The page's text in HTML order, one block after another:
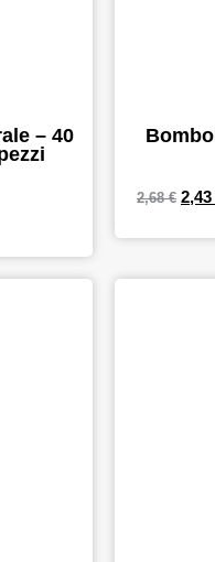
– 40
2,68€ 2,43